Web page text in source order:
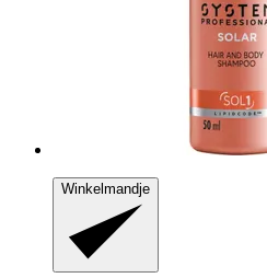
Winkelmandje